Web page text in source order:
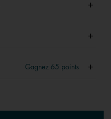
Gagnez 65 points